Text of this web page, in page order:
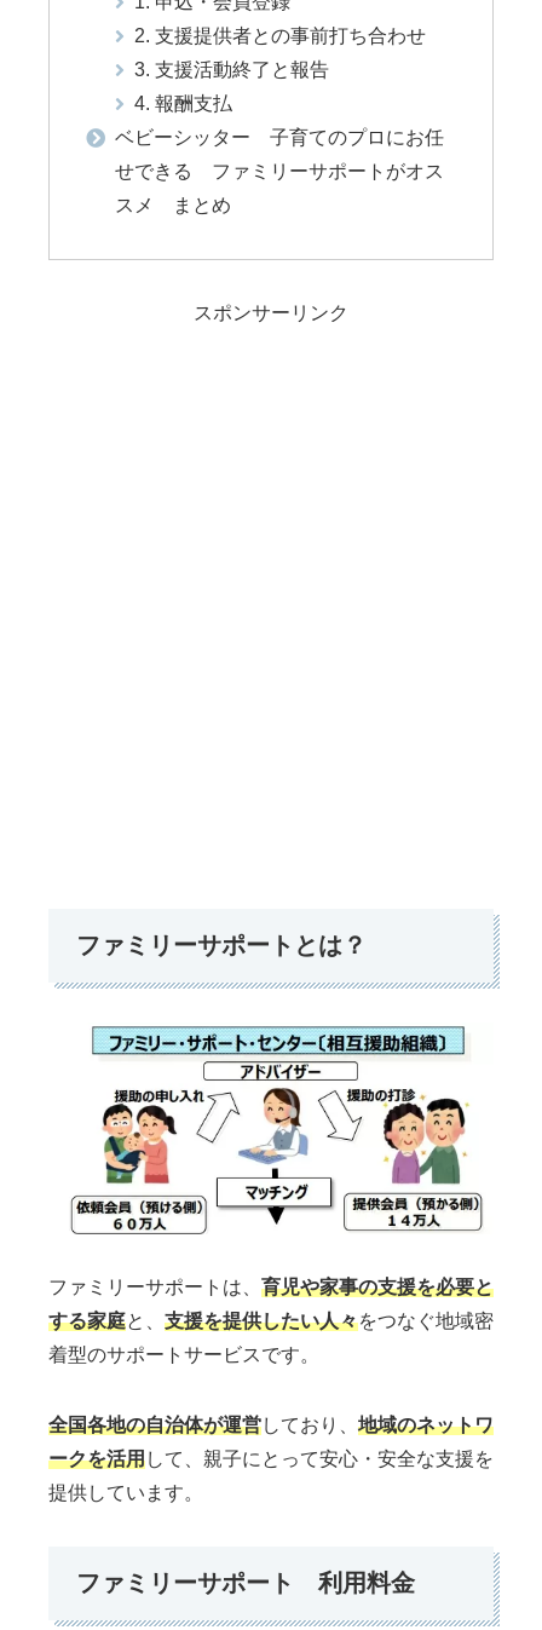
2. 支援提供者との事前打ち合わせ
3. 支援活動終了と報告
4. 報酬支払
ベビーシッター 子育てのプロにお任
せできる ファミリーサポートがオス
スメ まとめ
スポンサーリンク
ファミリーサポートとは？
ファミリーサポートは、 育児や家事の支援を必要と
する家庭と、 支援を提供したい人々をつなぐ地域密
着型のサポートサービスです。
全国各地の自治体が運営しており、 地域のネットワ
ークを活用して、親子にとって安心・安全な支援を
提供しています。
ファミリーサポート 利用料金